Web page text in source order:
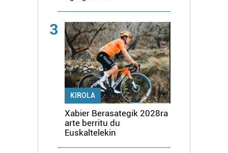
3
KIROLA
Xabier Berasategik 2028ra
arte berritu du
Euskaltelekin